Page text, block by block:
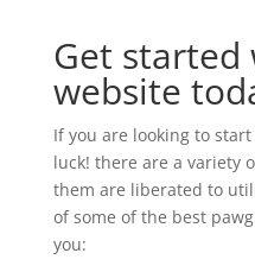
Get started
website
If you are looking to
luck! there are a variety
them are liberated to
of some of the best
you: